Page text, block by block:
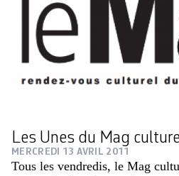
Les Unes du Mag
MERCREDI 13 AVRIL 2011
Tous les vendredis, le Mag